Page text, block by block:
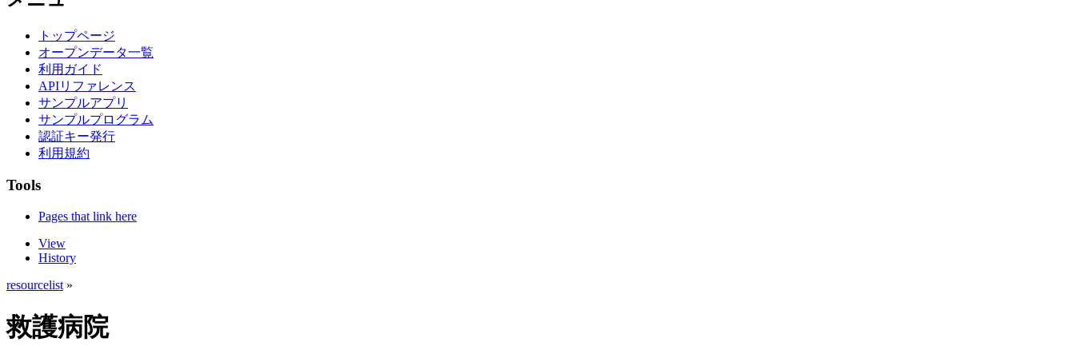
トップページ
オープンデータ一覧
利用ガイド
APIリファレンス
サンプルアプリ
サンプルプログラム
認証キー発行
利用規約
Tools
Pages that link here
View
History
resourcelist »
救護病院